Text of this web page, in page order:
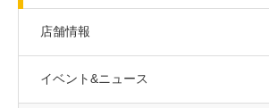
店舗情報
イベント&ニュース